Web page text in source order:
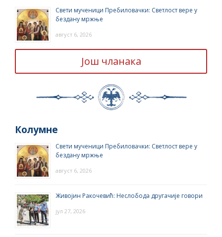
Свети мученици Пребиловачки: Светлост вере у
бездану мржње
август 6, 2026
Још чланака
Колумне
Свети мученици Пребиловачки: Светлост вере у
бездану мржње
август 6, 2026
Живојин Ракочевић: Неслобода другачије говори
јул 27, 2026